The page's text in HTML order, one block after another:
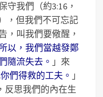
守我們（約3:16，
，但我們不可忘記
，叫我們要儆醒，
以，我們當越發鄭
隨流失去。 」來
們得救的工夫。 」
反思我們的內在生